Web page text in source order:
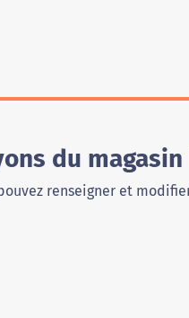
du
renseigner et